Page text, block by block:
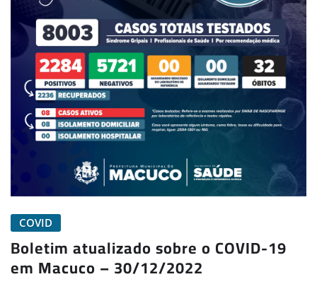
COVID
Boletim atualizado sobre o COVID-19
em Macuco – 30/12/2022